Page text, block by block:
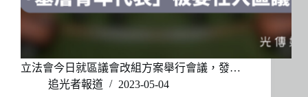
立法會今日就區議會改組方案舉行會議，發…
追光者報道
2023-05-04